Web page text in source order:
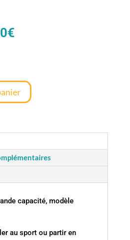
€Le
32,50€.
capacité, modèle
au sport ou partir en